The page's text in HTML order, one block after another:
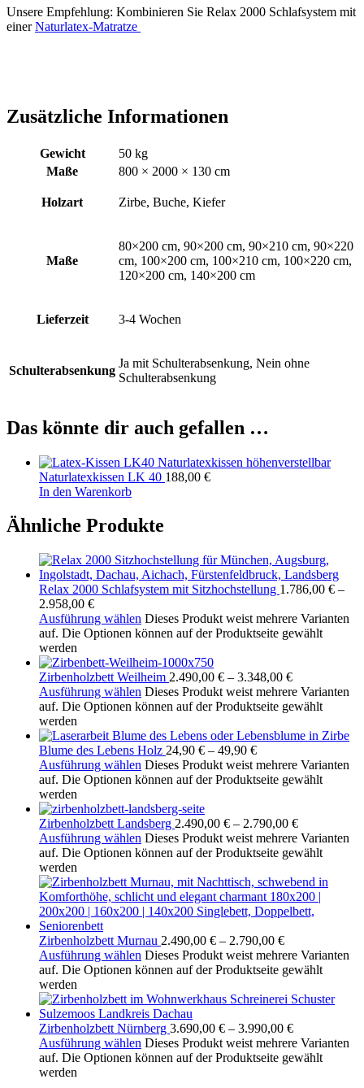
Unsere Empfehlung: Kombinieren Sie Relax 2000 Schlafsystem mit
einerNaturlatex-Matratze
Zusätzliche Informationen
Gewicht
50 kg
Maße
800 × 2000 × 130 cm
Holzart Zirbe, Buche, Kiefer
Maße
80×200 cm, 90×200 cm, 90×210 cm, 90×220
cm, 100×200 cm, 100×210 cm, 100×220 cm,
120×200 cm, 140×200 cm
Lieferzeit 3-4 Wochen
Schulterabsenkung
Ja mit Schulterabsenkung, Nein ohne
Schulterabsenkung
Das könnte dir auch gefallen …
Naturlatexkissen LK 40 188,00 €
In den Warenkorb
Ähnliche Produkte
Relax 2000 Schlafsystem mit Sitzhochstellung 1.786,00 € –
2.958,00 €
Ausführung wählen Dieses Produkt weist mehrere Varianten
auf. Die Optionen können auf der Produktseite gewählt
werden
Zirbenholzbett Weilheim 2.490,00 € – 3.348,00 €
Ausführung wählen Dieses Produkt weist mehrere Varianten
auf. Die Optionen können auf der Produktseite gewählt
werden
Blume des Lebens Holz 24,90 € – 49,90 €
Ausführung wählen Dieses Produkt weist mehrere Varianten
auf. Die Optionen können auf der Produktseite gewählt
werden
Zirbenholzbett Landsberg 2.490,00 € – 2.790,00 €
Ausführung wählen Dieses Produkt weist mehrere Varianten
auf. Die Optionen können auf der Produktseite gewählt
werden
Zirbenholzbett Murnau 2.490,00 € – 2.790,00 €
Ausführung wählen Dieses Produkt weist mehrere Varianten
auf. Die Optionen können auf der Produktseite gewählt
werden
Zirbenholzbett Nürnberg 3.690,00 € – 3.990,00 €
Ausführung wählen Dieses Produkt weist mehrere Varianten
auf. Die Optionen können auf der Produktseite gewählt
werden